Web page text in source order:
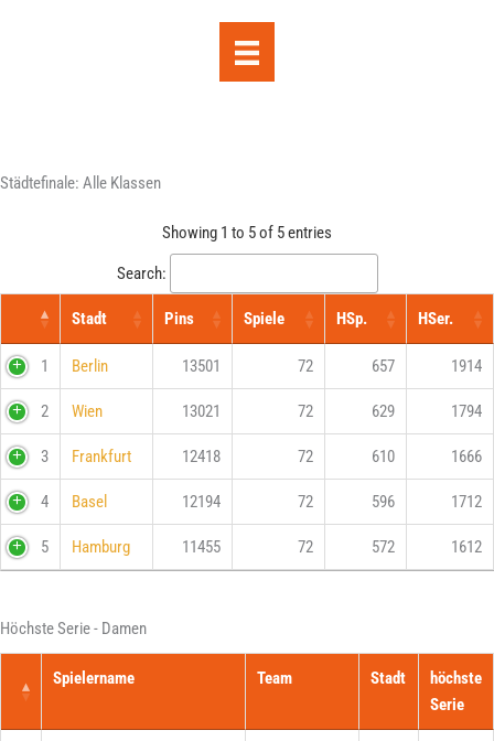
Städtefinale: Alle Klassen
Showing 1 to 5 of 5 entries
Search:
Stadt Pins Spiele HSp. HSer.
1 Berlin 13501 72 657 1914
2 Wien 13021 72 629 1794
3 Frankfurt 12418 72 610 1666
4 Basel 12194 72 596 1712
5 Hamburg 11455 72 572 1612
Höchste Serie - Damen
Spielername Team Stadt
höchste
Serie